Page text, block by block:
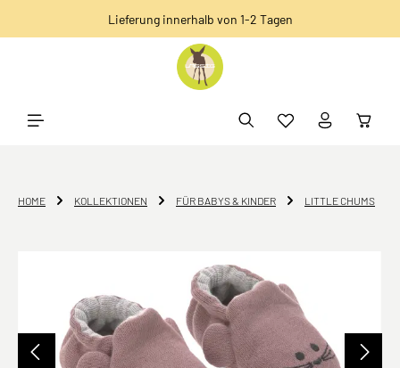
Lieferung innerhalb von 1-2 Tagen
HOME KOLLEKTIONEN FÜR BABYS & KINDER LITTLE CHUMS